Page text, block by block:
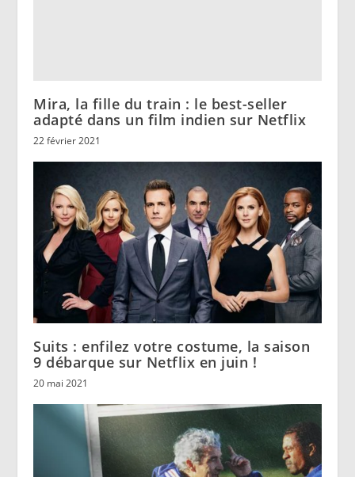
Mira, la fille du train : le best-seller
adapté dans un film indien sur Netflix
22 février 2021
Suits : enfilez votre costume, la saison
9 débarque sur Netflix en juin !
20 mai 2021